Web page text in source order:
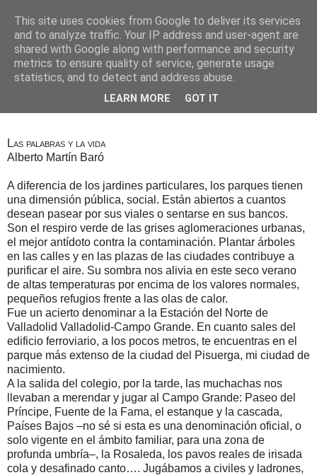
Alberto Martín Baró
4 de agosto de 2019
Los parques de nuestra vida
Las palabras y la vida
Alberto Martín Baró
A diferencia de los jardines particulares, los parques tienen
una dimensión pública, social. Están abiertos a cuantos
desean pasear por sus viales o sentarse en sus bancos.
Son el respiro verde de las grises aglomeraciones urbanas,
el mejor antídoto contra la contaminación. Plantar árboles
en las calles y en las plazas de las ciudades contribuye a
purificar el aire. Su sombra nos alivia en este seco verano
de altas temperaturas por encima de los valores normales,
pequeños refugios frente a las olas de calor.
Fue un acierto denominar a la Estación del Norte de
Valladolid Valladolid-Campo Grande. En cuanto sales del
edificio ferroviario, a los pocos metros, te encuentras en el
parque más extenso de la ciudad del Pisuerga, mi ciudad de
nacimiento.
A la salida del colegio, por la tarde, las muchachas nos
llevaban a merendar y jugar al Campo Grande: Paseo del
Príncipe, Fuente de la Fama, el estanque y la cascada,
Países Bajos –no sé si esta es una denominación oficial, o
solo vigente en el ámbito familiar, para una zona de
profunda umbría–, la Rosaleda, los pavos reales de irisada
cola y desafinado canto…. Jugábamos a civiles y ladrones,
This site uses cookies from Google to deliver its services
and to analyze traffic. Your IP address and user-agent are
shared with Google along with performance and security
metrics to ensure quality of service, generate usage
statistics, and to detect and address abuse.
LEARN MORE GOT IT